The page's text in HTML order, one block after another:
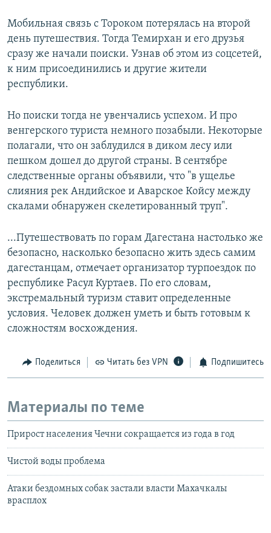
Мобильная связь с Тороком потерялась на второй
день путешествия. Тогда Темирхан и его друзья
сразу же начали поиски. Узнав об этом из соцсетей,
к ним присоединились и другие жители
республики.
Но поиски тогда не увенчались успехом. И про
венгерского туриста немного позабыли. Некоторые
полагали, что он заблудился в диком лесу или
пешком дошел до другой страны. В сентябре
следственные органы объявили, что "в ущелье
слияния рек Андийское и Аварское Койсу между
скалами обнаружен скелетированный труп".
...Путешествовать по горам Дагестана настолько же
безопасно, насколько безопасно жить здесь самим
дагестанцам, отмечает организатор турпоездок по
республике Расул Куртаев. По его словам,
экстремальный туризм ставит определенные
условия. Человек должен уметь и быть готовым к
сложностям восхождения.
Поделиться Читать без VPN Подпишитесь
Материалы по теме
Прирост населения Чечни сокращается из года в год
Чистой воды проблема
Атаки бездомных собак застали власти Махачкалы
врасплох